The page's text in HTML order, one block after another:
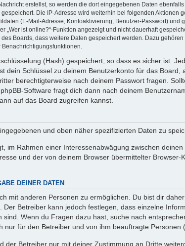
erstellst, so werden die dort eingegebenen Daten
Die IP-Adresse wird weiterhin bei folgenden
(E-Mail-Adresse, Kontoaktivierung, Benutzer-Passwort)
„Wer ist online?“-Funktion angezeigt und nicht dauerhaft
Boards, dass weitere Daten gespeichert werden. Dazu
(Hash) gespeichert, so dass es sicher ist.
dein Schlüssel zu deinem Benutzerkonto für das
berechtigterweise nach deinem Passwort fragen.
Software fragt dich dann nach deinem
auf das Board zugreifen kannst.
und oben näher spezifizierten Daten zu
im Rahmen einer Interessenabwägung zwischen
und der von deinem Browser übermittelter
DEINER DATEN
mit anderen Personen zu ermöglichen. Du bist dir
Der Betreiber kann jedoch festlegen, dass einzelne
sind. Wenn du Fragen dazu hast, suche nach
nur für den Betreiber und von ihm beauftragte Personen
der Betreiber nur mit deiner Zustimmung an Dritte